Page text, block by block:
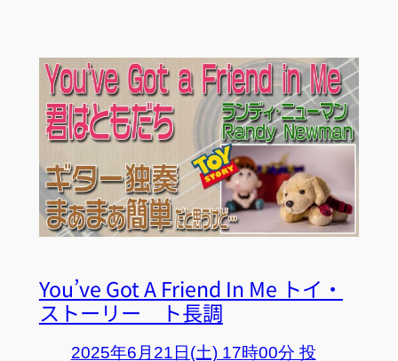
You’ve Got A Friend In Me トイ・
ストーリー ト長調
2025年6月21日(土) 17時00分 投